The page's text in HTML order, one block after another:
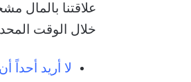
علاقتنا بالمال
خلال الوقت
لا أريد أحداً